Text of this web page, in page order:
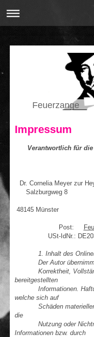
Feuerzange
Impressum
Verantwortlich für
Dr. Cornelia Meyer
48145 Münster
Post:
USt-IdNr.:
1. Inhalt des
Der Autor übernimmt
Korrektheit,
bereitgestellten
Informationen.
welche sich auf
Schäden materieller
die
Nutzung oder
Informationen bzw. durch